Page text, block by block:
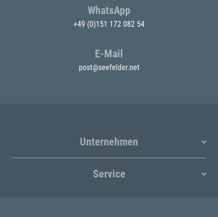
WhatsApp
+49 (0)151 172 082 54
E-Mail
post@seefelder.net
Unternehmen
Service